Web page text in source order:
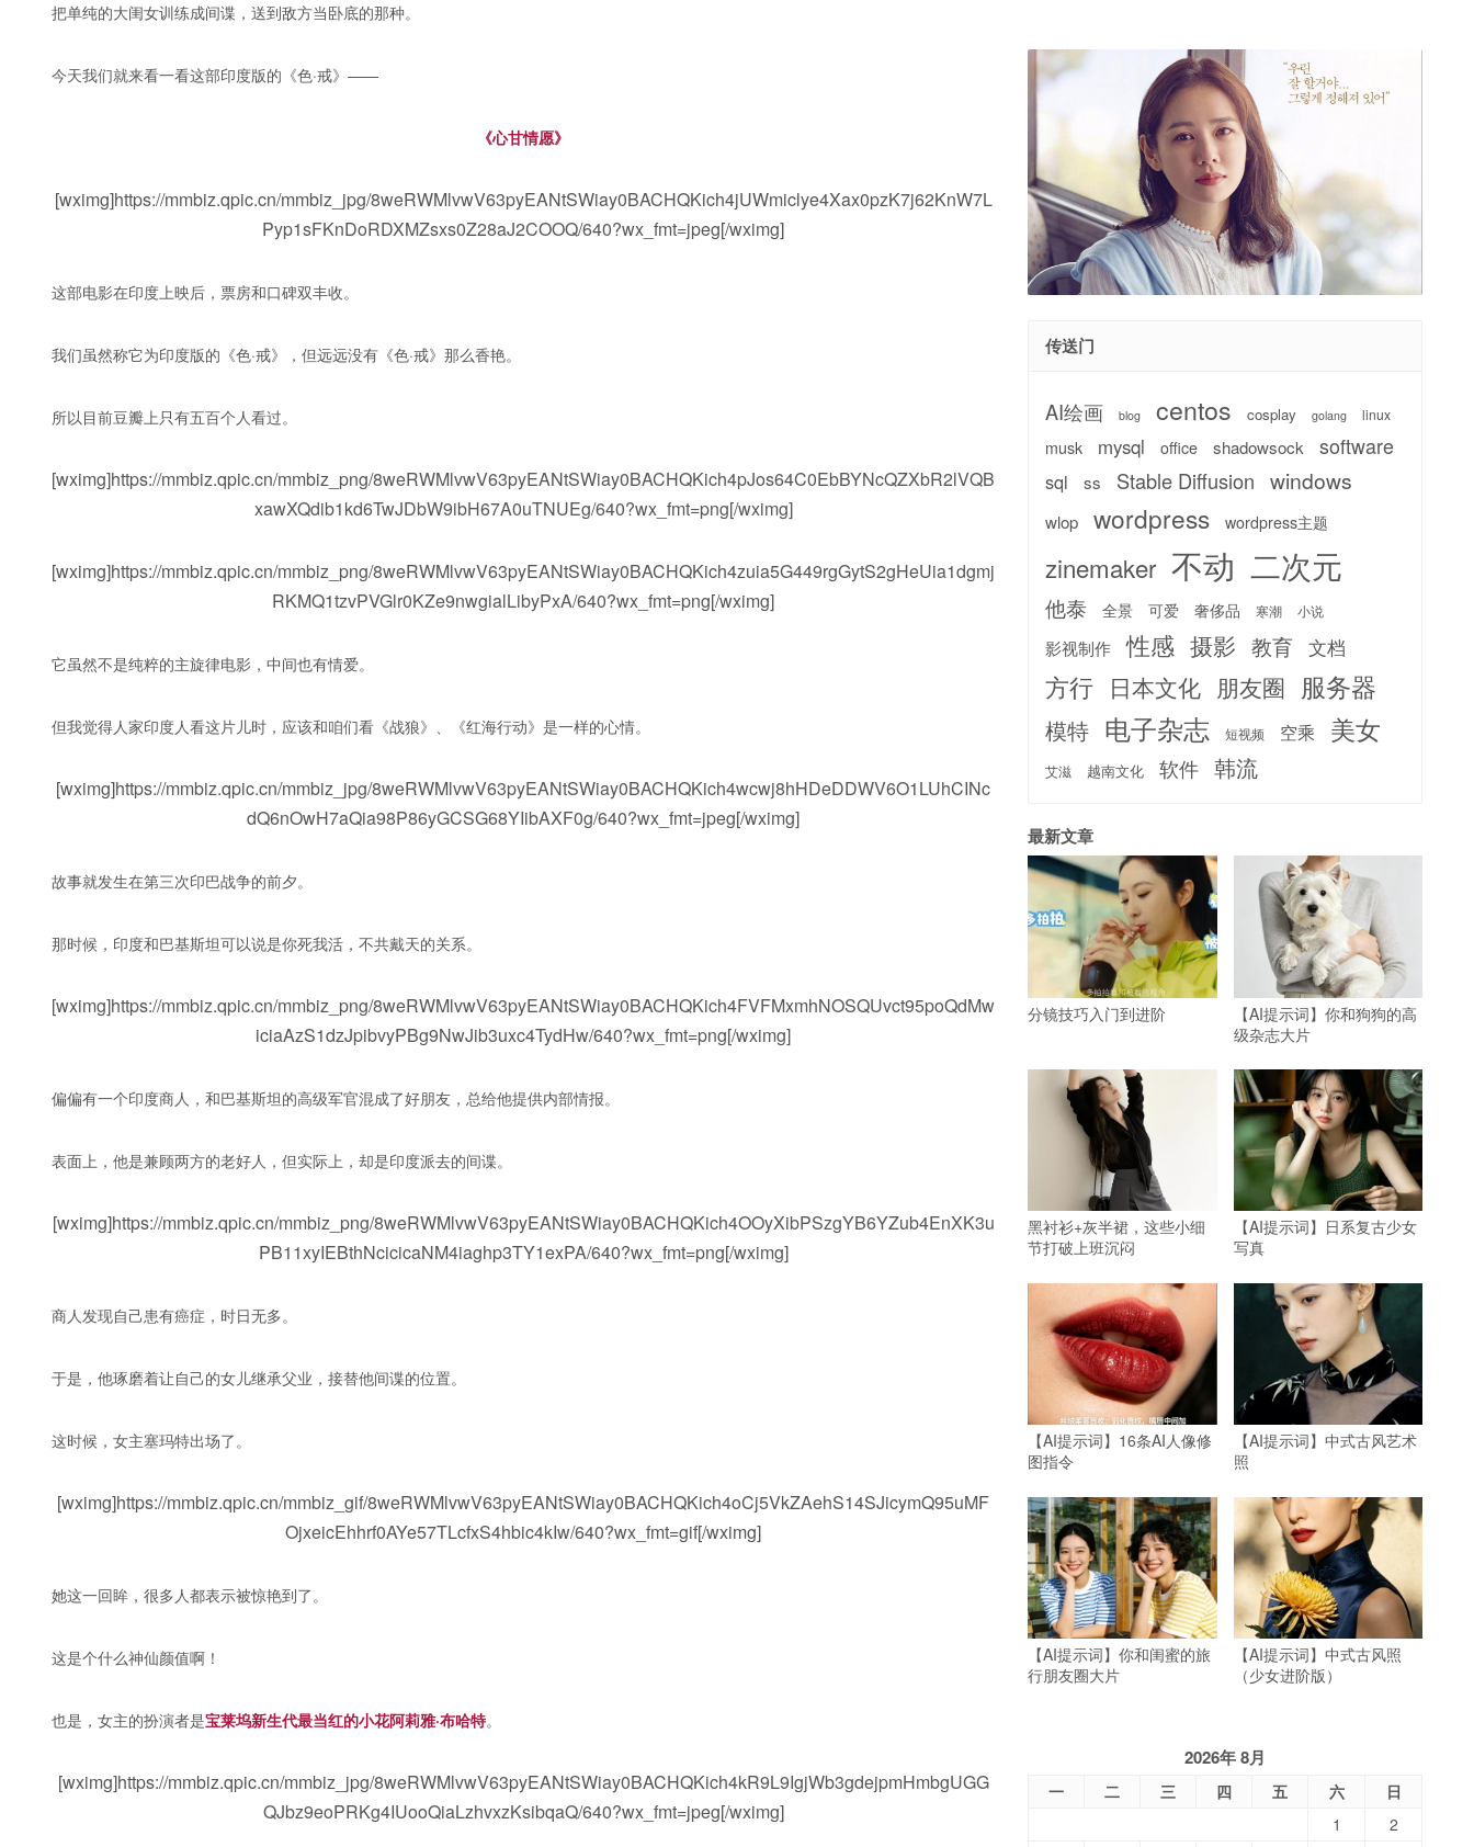
把单纯的大闺女训练成间谍，送到敌方当卧底的那种。
今天我们就来看一看这部印度版的《色·戒》——
《心甘情愿》
[wximg]https://mmbiz.qpic.cn/mmbiz_jpg/8weRWMlvwV63pyEANtSWiay0BACHQKich4jUWmiclye4Xax0pzK7j62KnW7L
Pyp1sFKnDoRDXMZsxs0Z28aJ2COOQ/640?wx_fmt=jpeg[/wximg]
这部电影在印度上映后，票房和口碑双丰收。
我们虽然称它为印度版的《色·戒》，但远远没有《色·戒》那么香艳。
所以目前豆瓣上只有五百个人看过。
[wximg]https://mmbiz.qpic.cn/mmbiz_png/8weRWMlvwV63pyEANtSWiay0BACHQKich4pJos64C0EbBYNcQZXbR2lVQB
xawXQdib1kd6TwJDbW9ibH67A0uTNUEg/640?wx_fmt=png[/wximg]
[wximg]https://mmbiz.qpic.cn/mmbiz_png/8weRWMlvwV63pyEANtSWiay0BACHQKich4zuia5G449rgGytS2gHeUia1dgmj
RKMQ1tzvPVGlr0KZe9nwgialLibyPxA/640?wx_fmt=png[/wximg]
它虽然不是纯粹的主旋律电影，中间也有情爱。
但我觉得人家印度人看这片儿时，应该和咱们看《战狼》、《红海行动》是一样的心情。
[wximg]https://mmbiz.qpic.cn/mmbiz_jpg/8weRWMlvwV63pyEANtSWiay0BACHQKich4wcwj8hHDeDDWV6O1LUhCINc
dQ6nOwH7aQia98P86yGCSG68YIibAXF0g/640?wx_fmt=jpeg[/wximg]
故事就发生在第三次印巴战争的前夕。
那时候，印度和巴基斯坦可以说是你死我活，不共戴天的关系。
[wximg]https://mmbiz.qpic.cn/mmbiz_png/8weRWMlvwV63pyEANtSWiay0BACHQKich4FVFMxmhNOSQUvct95poQdMw
iciaAzS1dzJpibvyPBg9NwJib3uxc4TydHw/640?wx_fmt=png[/wximg]
偏偏有一个印度商人，和巴基斯坦的高级军官混成了好朋友，总给他提供内部情报。
表面上，他是兼顾两方的老好人，但实际上，却是印度派去的间谍。
[wximg]https://mmbiz.qpic.cn/mmbiz_png/8weRWMlvwV63pyEANtSWiay0BACHQKich4OOyXibPSzgYB6YZub4EnXK3u
PB11xyIEBthNcicicaNM4iaghp3TY1exPA/640?wx_fmt=png[/wximg]
商人发现自己患有癌症，时日无多。
于是，他琢磨着让自己的女儿继承父业，接替他间谍的位置。
这时候，女主塞玛特出场了。
[wximg]https://mmbiz.qpic.cn/mmbiz_gif/8weRWMlvwV63pyEANtSWiay0BACHQKich4oCj5VkZAehS14SJicymQ95uMF
OjxeicEhhrf0AYe57TLcfxS4hbic4kIw/640?wx_fmt=gif[/wximg]
她这一回眸，很多人都表示被惊艳到了。
这是个什么神仙颜值啊！
也是，女主的扮演者是宝莱坞新生代最当红的小花阿莉雅·布哈特。
[wximg]https://mmbiz.qpic.cn/mmbiz_jpg/8weRWMlvwV63pyEANtSWiay0BACHQKich4kR9L9IgjWb3gdejpmHmbgUGG
QJbz9eoPRKg4IUooQiaLzhvxzKsibqaQ/640?wx_fmt=jpeg[/wximg]
传送门
AI绘画 blog centos cosplay golang linux
musk mysql office shadowsock software
sql ss Stable Diffusion windows
wlop wordpress wordpress主题
zinemaker 不动 二次元
他泰 全景 可爱 奢侈品 寒潮 小说
影视制作 性感 摄影 教育 文档
方行 日本文化 朋友圈 服务器
模特 电子杂志 短视频 空乘 美女
艾滋 越南文化 软件 韩流
最新文章
分镜技巧入门到进阶
【AI提示词】你和狗狗的高
级杂志大片
黑衬衫+灰半裙，这些小细
节打破上班沉闷
【AI提示词】日系复古少女
写真
【AI提示词】16条AI人像修
图指令
【AI提示词】中式古风艺术
照
【AI提示词】你和闺蜜的旅
行朋友圈大片
【AI提示词】中式古风照
（少女进阶版）
2026年 8月
一 二 三 四 五 六
日
1
2